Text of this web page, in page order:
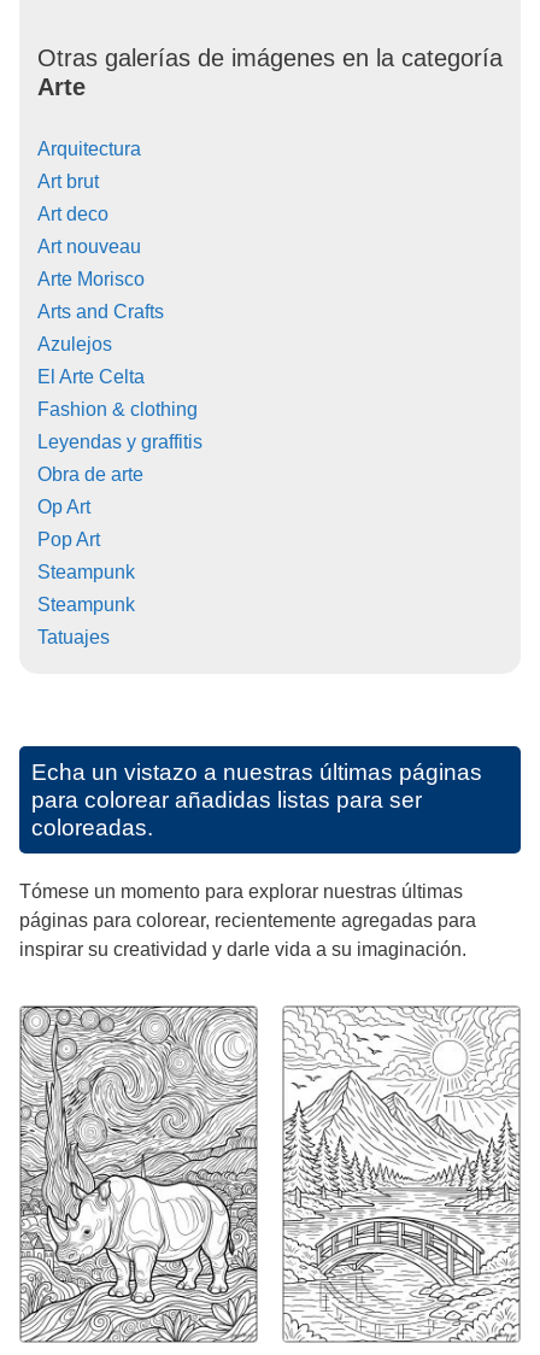
Otras galerías de imágenes en la categoría
Arte
Arquitectura
Art brut
Art deco
Art nouveau
Arte Morisco
Arts and Crafts
Azulejos
El Arte Celta
Fashion & clothing
Leyendas y graffitis
Obra de arte
Op Art
Pop Art
Steampunk
Steampunk
Tatuajes
Echa un vistazo a nuestras últimas páginas
para colorear añadidas listas para ser
coloreadas.
Tómese un momento para explorar nuestras últimas
páginas para colorear, recientemente agregadas para
inspirar su creatividad y darle vida a su imaginación.